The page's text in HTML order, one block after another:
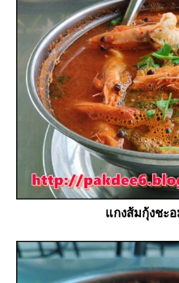
กงส้มกุ้งชะ